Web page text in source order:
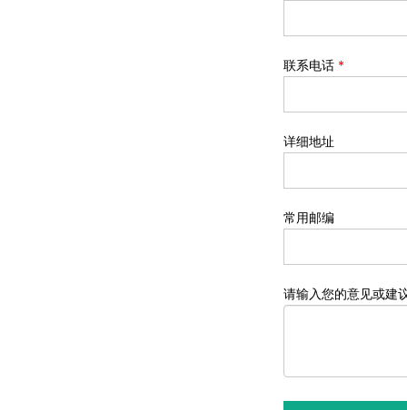
联系电话 *
详细地址
常用邮编
请输入您的意见或建